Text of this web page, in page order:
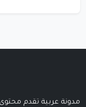
مدونة عربية تقدم